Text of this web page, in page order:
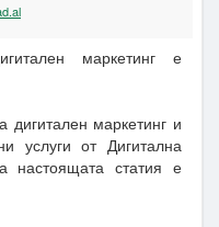
маркетинг е
дигитален маркетинг и
услуги от Дигитална
настоящата статия е